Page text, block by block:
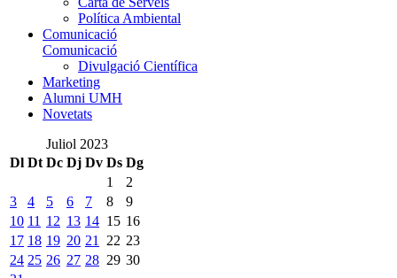
Política Ambiental
Comunicació
Comunicació
Divulgació Científica
Marketing
Alumni UMH
Novetats
Juliol 2023
Dl Dt Dc Dj Dv Ds Dg
1
2
3
4 5 6 7 8
9
10 11 12 13 14 15 16
17 18 19 20 21 22 23
24 25 26 27 28 29 30